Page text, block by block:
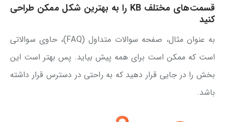
قسمت‌های مختلف KB را به بهترین شکل ممکن طراحی
کنید
به عنوان مثال، صفحه سوالات متداول (FAQ)، حاوی سوالاتی
است که ممکن است برای همه پیش بیاید. پس بهتر است این
بخش را در جایی قرار دهید که به راحتی در دسترس قرار داشته
باشد.